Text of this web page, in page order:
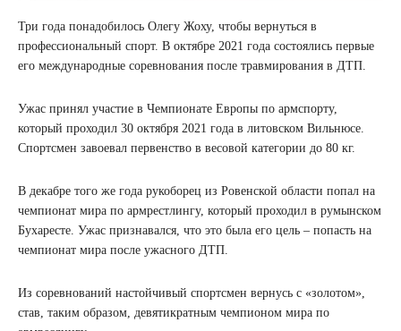
Три года понадобилось Олегу Жоху, чтобы вернуться в
профессиональный спорт. В октябре 2021 года состоялись первые
его международные соревнования после травмирования в ДТП.
Ужас принял участие в Чемпионате Европы по армспорту,
который проходил 30 октября 2021 года в литовском Вильнюсе.
Спортсмен завоевал первенство в весовой категории до 80 кг.
В декабре того же года рукоборец из Ровенской области попал на
чемпионат мира по армрестлингу, который проходил в румынском
Бухаресте. Ужас признавался, что это была его цель – попасть на
чемпионат мира после ужасного ДТП.
Из соревнований настойчивый спортсмен вернусь с «золотом»,
став, таким образом, девятикратным чемпионом мира по